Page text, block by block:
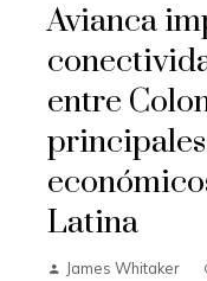
Avianca
entre
Latina
James Whitaker